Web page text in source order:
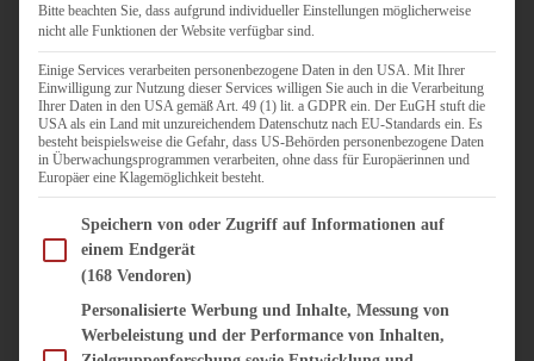
FLEISCH & FISCH
GRILLEN / BARBECUE
HERZHAFTES BACKEN
ONE-POT-GERICHTE
PASTA & NUDELGERICHTE
PIZZA, TARTES & QUICHES
REIS & RISOTTO
SALATE & SNACKS
SUPPENKASPEREIEN
VORSPEISEN
SÜSS & HERZHAFT
Bitte beachten Sie, dass aufgrund individueller Einstellungen möglicherweise
nicht alle Funktionen der Website verfügbar sind.
Einige Services verarbeiten personenbezogene Daten in den USA. Mit Ihrer
Einwilligung zur Nutzung dieser Services willigen Sie auch in die Verarbeitung
Ihrer Daten in den USA gemäß Art. 49 (1) lit. a GDPR ein. Der EuGH stuft die
USA als ein Land mit unzureichendem Datenschutz nach EU-Standards ein. Es
besteht beispielsweise die Gefahr, dass US-Behörden personenbezogene Daten
in Überwachungsprogrammen verarbeiten, ohne dass für Europäerinnen und
Europäer eine Klagemöglichkeit besteht.
Im Folgenden finden Sie eine Liste der Zwecke des IAB Transparency and Consent
Speichern von oder Zugriff auf Informationen auf
einem Endgerät
(168 Vendoren)
Personalisierte Werbung und Inhalte, Messung von
Werbeleistung und der Performance von Inhalten,